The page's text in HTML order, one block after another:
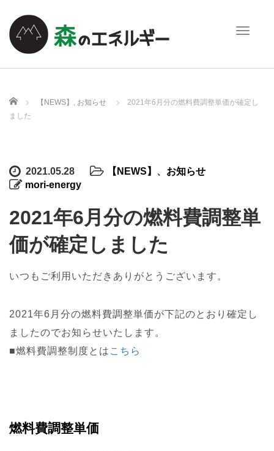
T
e
i
o
ホーム 【NEWS】 , お知らせ
2021年6月分の燃料費調整単価が確定し
ました
2021.05.28 【NEWS】 、 お知らせ
mori-energy
2021年6月分の燃料費調整単
価が確定しました
いつもご利用いただきありがとうございます。
2021年6月分の燃料費調整単価が下記のとおり確定し
ましたのでお知らせいたします 。
■燃料費調整制度とは こちら
燃料費調整単価